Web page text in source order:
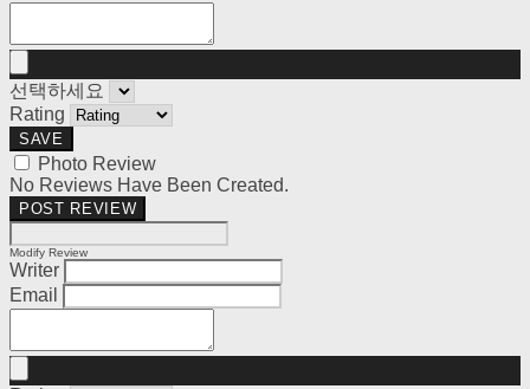
선택하세요
Rating
SAVE
Photo Review
No Reviews Have Been Created.
POST REVIEW
Modify Review
Writer
Email